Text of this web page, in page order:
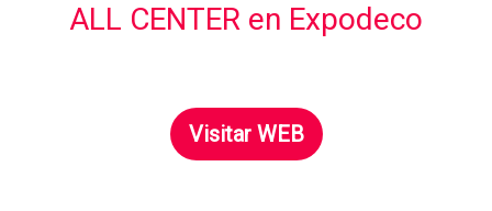
ALL CENTER en Expodeco
Visitar WEB